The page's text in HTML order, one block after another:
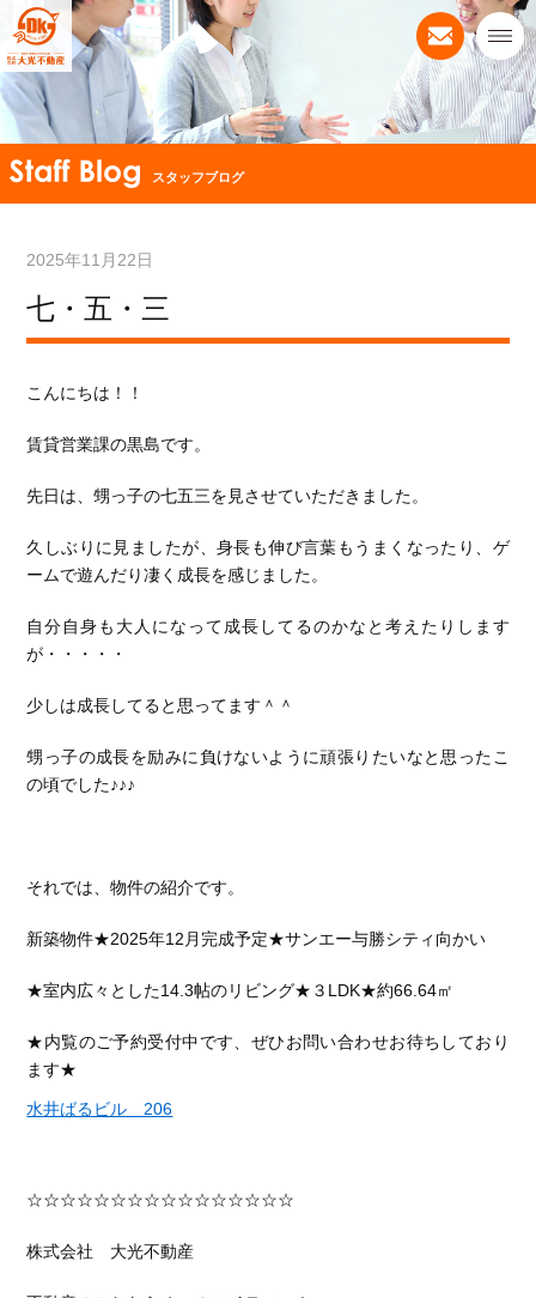
スタッフブログ
2025年11月22日
七・五・三
こんにちは！！
賃貸営業課の黒島です。
先日は、甥っ子の七五三を見させていただきました。
久しぶりに見ましたが、身長も伸び言葉もうまくなったり、ゲ
ームで遊んだり凄く成長を感じました。
自分自身も大人になって成長してるのかなと考えたりします
が・・・・・
少しは成長してると思ってます＾＾
甥っ子の成長を励みに負けないように頑張りたいなと思ったこ
の頃でした♪♪♪
それでは、物件の紹介です。
新築物件★2025年12月完成予定★サンエー与勝シティ向かい
★室内広々とした14.3帖のリビング★３LDK★約66.64㎡
★内覧のご予約受付中です、ぜひお問い合わせお待ちしており
ます★
水井ばるビル 206
☆☆☆☆☆☆☆☆☆☆☆☆☆☆☆☆
株式会社 大光不動産